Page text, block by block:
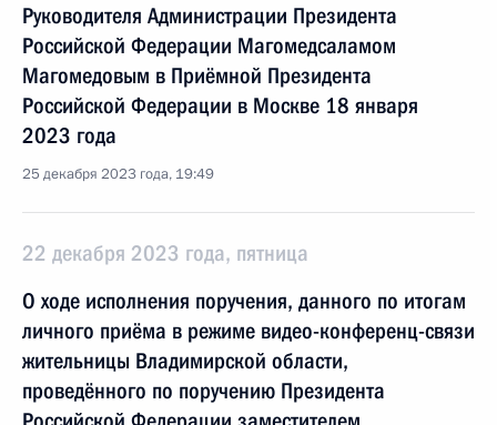
Руководителя Администрации Президента
Российской Федерации Магомедсаламом
Магомедовым в Приёмной Президента
Российской Федерации в Москве 18 января
2023 года
25 декабря 2023 года, 19:49
22 декабря 2023 года, пятница
О ходе исполнения поручения, данного по итогам
личного приёма в режиме видео-конференц-связи
жительницы Владимирской области,
проведённого по поручению Президента